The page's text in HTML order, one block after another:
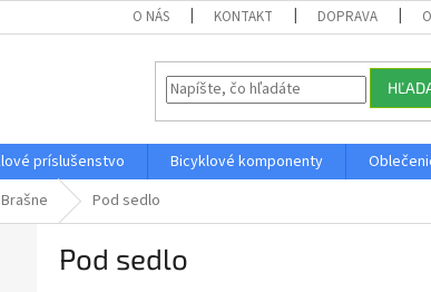
O NÁS KONTAKT DOPRAVA
príslušenstvo Bicyklové komponenty
Brašne Pod sedlo
Pod sedlo